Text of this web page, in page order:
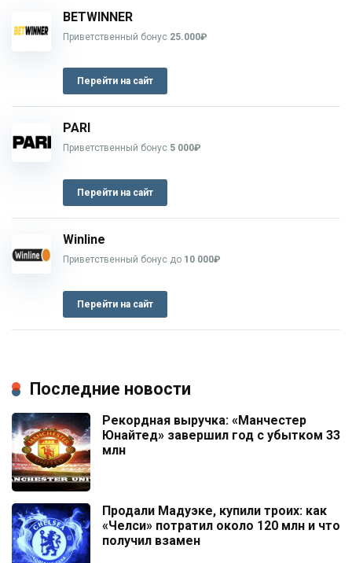
BETWINNER
Приветственный бонус 25.000₽
Перейти на сайт
PARI
Приветственный бонус 5 000₽
Перейти на сайт
Winline
Приветственный бонус до 10 000₽
Перейти на сайт
Последние новости
Рекордная выручка: «Манчестер
Юнайтед» завершил год с убытком 33
млн
Продали Мадуэке, купили троих: как
«Челси» потратил около 120 млн и что
получил взамен